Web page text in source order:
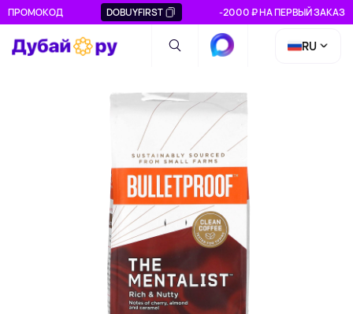
ПРОМОКОД DOBUYFIRST -2000 ₽ НА ПЕРВЫЙ ЗАКАЗ
RU